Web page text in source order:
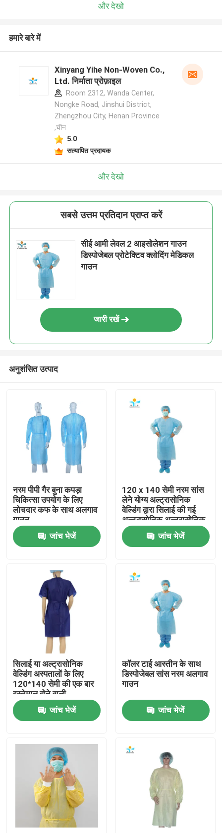
घर
हमारे बारे में
कारखाना भ्रमण
गुणवत्ता नियंत्रण
संपर्क करें
डिस्पोजेबल सुरक्षात्मक पहनें
डिस्पोजेबल सुरक्षात्मक सूट
डिस्पोजेबल सुरक्षात्मक आवरण
और देखो
हमारे बारे में
Xinyang Yihe Non-Woven Co.,
Ltd. निर्माता प्रोफ़ाइल
Room 2312, Wanda Center,
Nongke Road, Jinshui District,
Zhengzhou City, Henan Province
,चीन
5.0
सत्यापित प्रदायक
और देखो
सबसे उत्तम प्रतिदान प्राप्त करें
सीई आमी लेवल 2 आइसोलेशन गाउन
डिस्पोजेबल प्रोटेक्टिव क्लोदिंग मेडिकल
गाउन
जारी रखें
अनुशंसित उत्पाद
नरम पीपी गैर बुना कपड़ा
चिकित्सा उपयोग के लिए
लोचदार कफ के साथ अलगाव
गाउन
जांच भेजें
120 x 140 सेमी नरम सांस
लेने योग्य अल्ट्रासोनिक
वेल्डिंग द्वारा सिलाई की गई
अल्ट्रासोनिक अल्ट्रासोनिक
अल्ट्रासोनिक अल्ट्रासोनिक
वेल्डिंग
जांच भेजें
सिलाई या अल्ट्रासोनिक
वेल्डिंग अस्पतालों के लिए
120*140 सेमी की एक बार
इस्तेमाल होने वाली
आइसोलेशन गाउन
जांच भेजें
कॉलर टाई आस्तीन के साथ
डिस्पोजेबल सांस नरम अलगाव
गाउन
जांच भेजें